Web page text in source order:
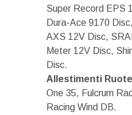
Super Record EPS
Dura-Ace 9170
AXS 12V Disc,
Meter 12V Disc,
Disc.
Allestimenti Ruote
One 35, Fulcrum
Racing Wind DB.